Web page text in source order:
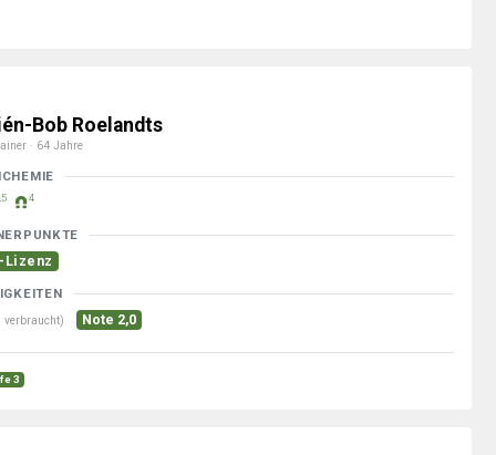
Bob Roelandts
· 64 Jahre
5 4
Lizenz
verbraucht) Note 2,0
3